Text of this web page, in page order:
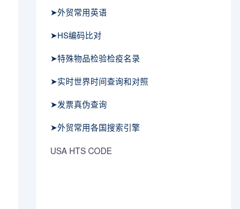
➤外贸常用英语
➤HS编码比对
➤特殊物品检验检疫名录
➤实时世界时间查询和对照
➤发票真伪查询
➤外贸常用各国搜索引擎
USA HTS CODE